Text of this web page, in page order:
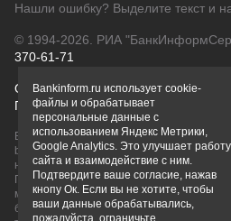
Нашли ошибку? Выделите текст и
© 1994-2026. РИА
370-61-71
О проектеПолитика
Правовая информацияДля
Вся информация о продуктах банков,
bankinform.ru, носит исключительно
не является публичной офертой,
ГК РФ. Информация не содержит точного
может быть изменена. Конечные условия
банков или при личном обращении.
Bankinform.ru использует cookie-
файлы и обрабатывает
персональные данные с
использованием Яндекс Метрики,
Google Analytics. Это улучшает работу
сайта и взаимодействие с ним.
Подтвердите ваше согласие, нажав
кнопу Ок. Если вы не хотите, чтобы
ваши данные обрабатывались,
пожалуйста, ограничьте